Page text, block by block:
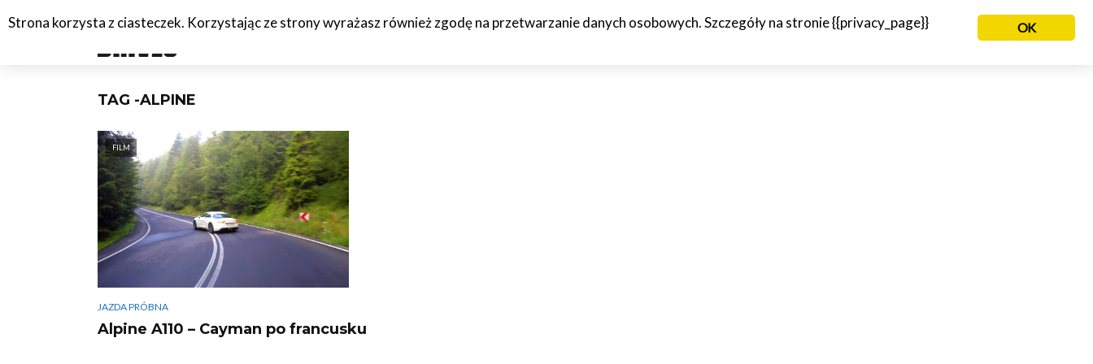
CZTERY KÓŁKA JAZDA PRÓBNA WTF! O MNIE
TAG -ALPINE
FILM
JAZDA PRÓBNA
Alpine A110 – Cayman po francusku
OK
Strona korzysta z ciasteczek. Korzystając ze strony wyrażasz również zgodę na przetwarzanie danych osobowych. Szczegóły na stronie {{privacy_page}}